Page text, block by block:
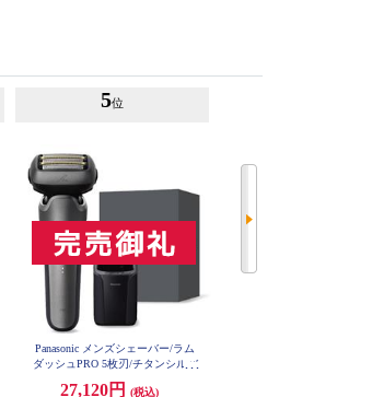
5位
Panasonic メンズシェーバー/ラム
ダッシュPRO 5枚刃/チタンシルバ
27,120円
(税込)